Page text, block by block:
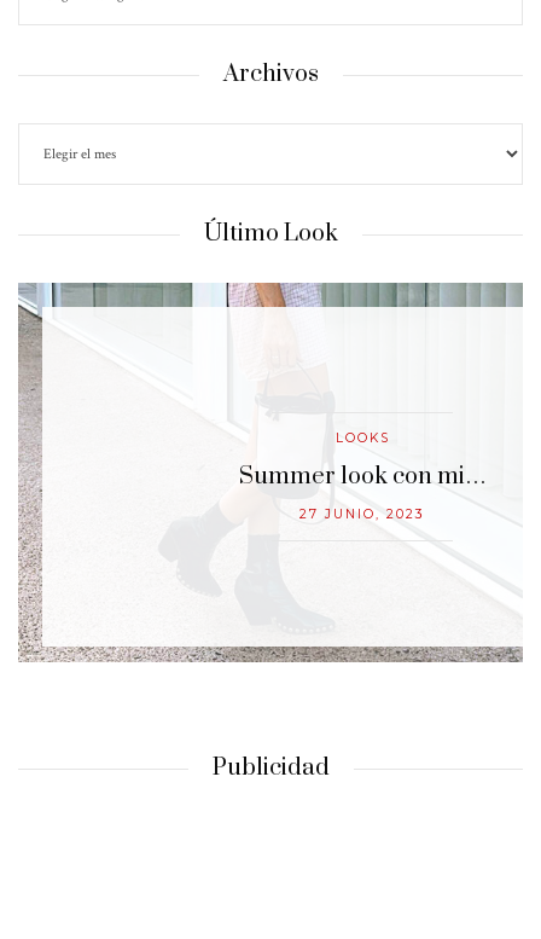
Archivos
Último Look
LOOKS
Summer look con mi…
27 JUNIO, 2023
Publicidad